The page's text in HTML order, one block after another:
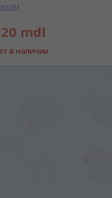
mdl
в наличии